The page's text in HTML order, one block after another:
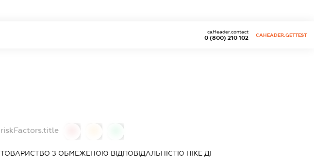
0 (800) 210 102
caHeader.contact
CAHEADER.GETTEST
riskFactors.title
ТОВАРИСТВО З ОБМЕЖЕНОЮ ВІДПОВІДАЛЬНІСТЮ НІКЕ ДІ